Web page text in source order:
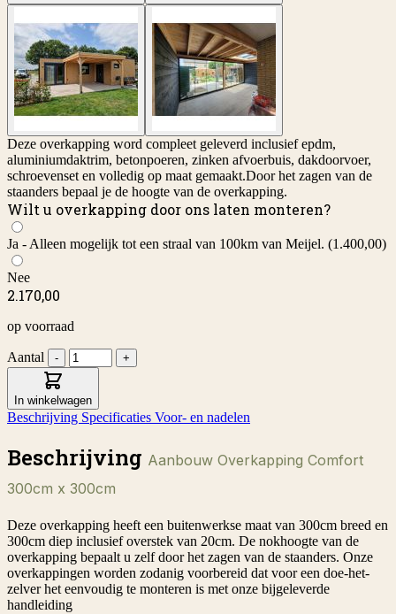
Deze overkapping word compleet geleverd inclusief epdm,
aluminiumdaktrim, betonpoeren, zinken afvoerbuis, dakdoorvoer,
schroevenset en volledig op maat gemaakt.Door het zagen van de
staanders bepaal je de hoogte van de overkapping.
Wilt u overkapping door ons laten monteren?
Ja - Alleen mogelijk tot een straal van 100km van Meijel. (1.400,00)
Nee
2.170,00
op voorraad
Aantal - +
In winkelwagen
Beschrijving Specificaties Voor- en nadelen
Beschrijving Aanbouw Overkapping Comfort
300cm x 300cm
Deze overkapping heeft een buitenwerkse maat van 300cm breed en
300cm diep inclusief overstek van 20cm. De nokhoogte van de
overkapping bepaalt u zelf door het zagen van de staanders. Onze
overkappingen worden zodanig voorbereid dat voor een doe-het-
zelver het eenvoudig te monteren is met onze bijgeleverde
handleiding